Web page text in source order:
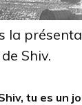
la
Shiv.
tu es un